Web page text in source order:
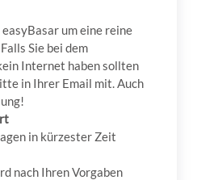
um eine reine
Sie bei dem
Internet haben sollten
in Ihrer Email mit. Auch
in kürzester Zeit
nach Ihren Vorgaben